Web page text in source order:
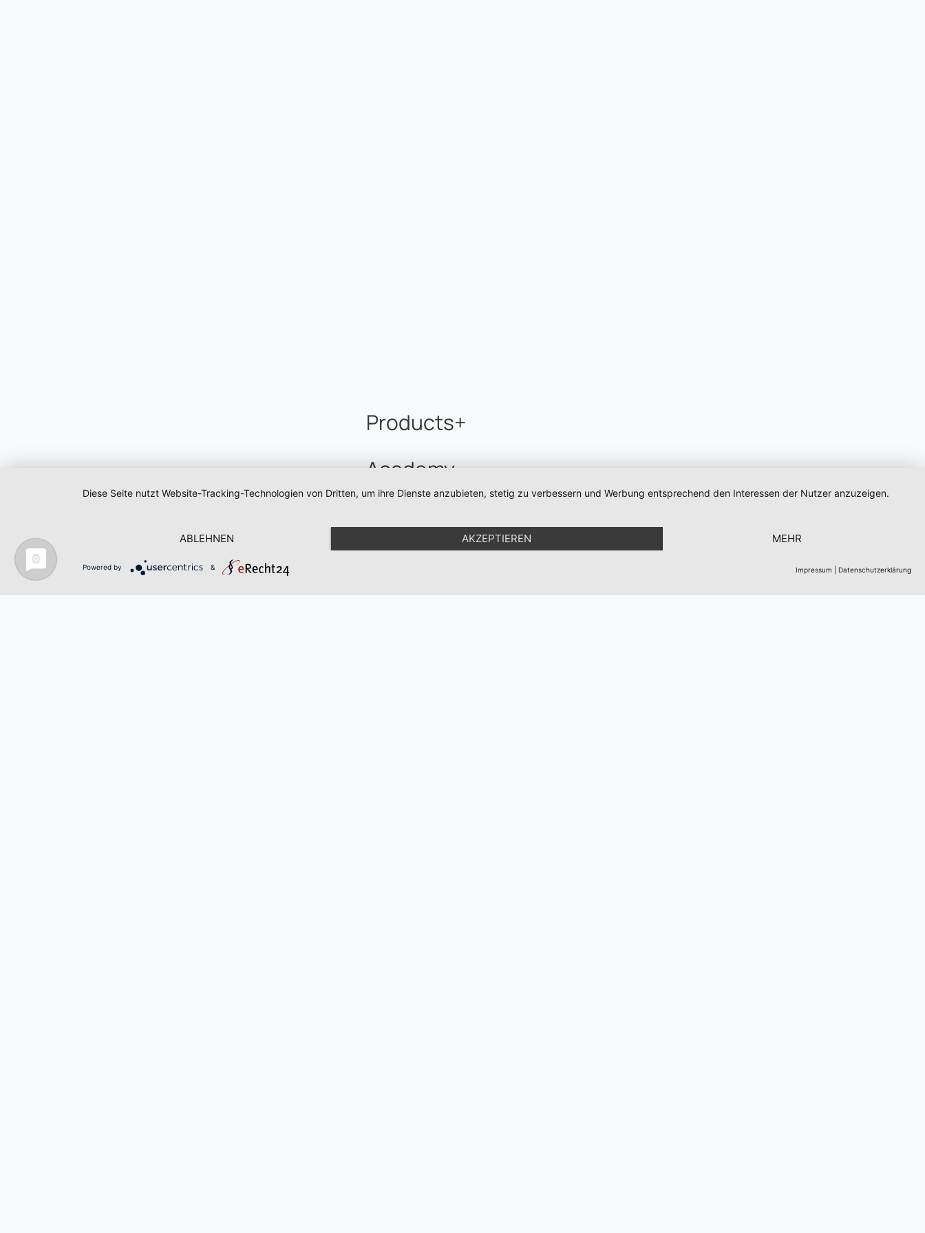
Products+
Academy
Diese Seite nutzt Website-Tracking-Technologien von Dritten, um ihre Dienste anzubieten, stetig zu verbessern und Werbung entsprechend den Interessen der Nutzer anzuzeigen.
ABLEHNEN AKZEPTIEREN MEHR
Powered by & Impressum Datenschutzerklärung